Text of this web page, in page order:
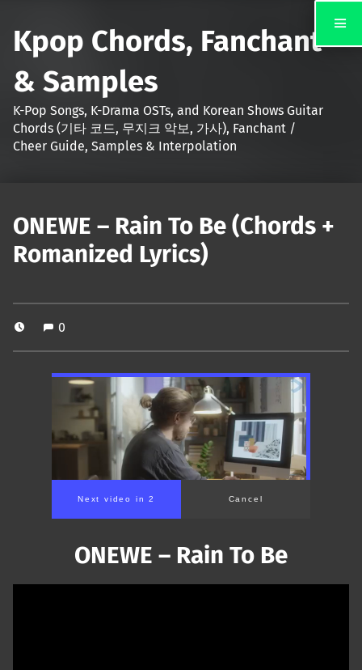
Kpop Chords, Fanchant
& Samples
K-Pop Songs, K-Drama OSTs, and Korean Shows Guitar
Chords (기타 코드, 무지크 악보, 가사), Fanchant /
Cheer Guide, Samples & Interpolation
ONEWE – Rain To Be (Chords +
Romanized Lyrics)
0
Next video in 1 Cancel
ONEWE – Rain To Be